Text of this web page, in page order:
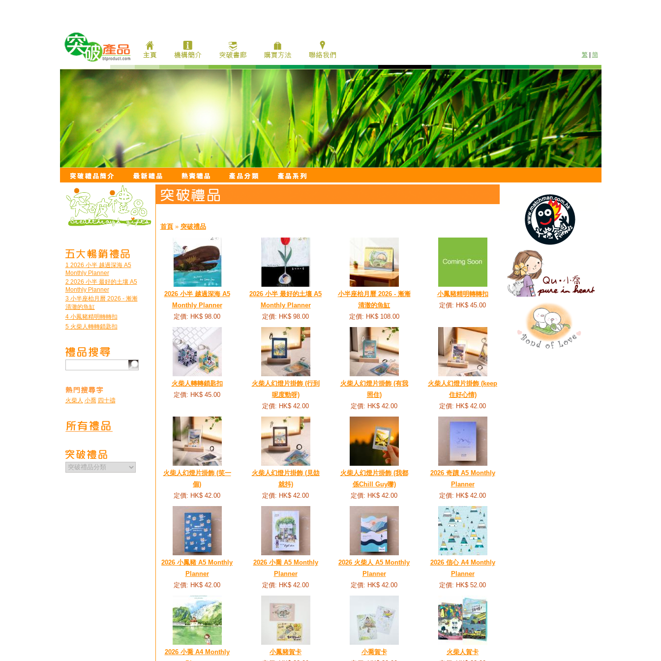
繁 簡
1 2026 小半 越過深海 A5
Monthly Planner
2 2026 小半 最好的土壤 A5
Monthly Planner
3 小半座枱月曆 2026 - 漸漸
清澈的魚缸
4 小鳳豬精明轉轉扣
5 火柴人轉轉鎖匙扣
火柴人 小喬 四十禱
首頁» 突破禮品
2026 小半 越過深海 A5
Monthly Planner
定價: HK$ 98.00
2026 小半 最好的土壤 A5
Monthly Planner
定價: HK$ 98.00
小半座枱月曆 2026 - 漸漸
清澈的魚缸
定價: HK$ 108.00
小鳳豬精明轉轉扣
定價: HK$ 45.00
火柴人轉轉鎖匙扣
定價: HK$ 45.00
火柴人幻燈片掛飾 (行到
呢度勁呀)
定價: HK$ 42.00
火柴人幻燈片掛飾 (有我
照住)
定價: HK$ 42.00
火柴人幻燈片掛飾 (keep
住好心情)
定價: HK$ 42.00
火柴人幻燈片掛飾 (笑一
個)
定價: HK$ 42.00
火柴人幻燈片掛飾 (見攰
就抖)
定價: HK$ 42.00
火柴人幻燈片掛飾 (我都
係Chill Guy嚟)
定價: HK$ 42.00
2026 奇蹟 A5 Monthly
Planner
定價: HK$ 42.00
2026 小鳳豬 A5 Monthly
Planner
定價: HK$ 42.00
2026 小喬 A5 Monthly
Planner
定價: HK$ 42.00
2026 火柴人 A5 Monthly
Planner
定價: HK$ 42.00
2026 信心 A4 Monthly
Planner
定價: HK$ 52.00
2026 小喬 A4 Monthly
小鳳豬賀卡
小喬賀卡
火柴人賀卡